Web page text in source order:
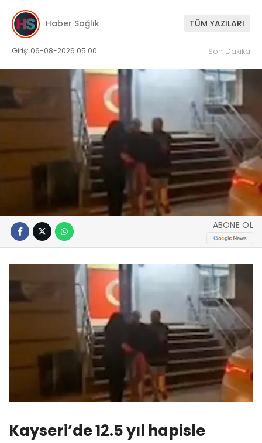
Haber Sağlık TÜM YAZILARI
Giriş: 06-08-2026 05:00 Son Dakika
ABONE OL
Kayseri’de 12.5 yıl hapisle